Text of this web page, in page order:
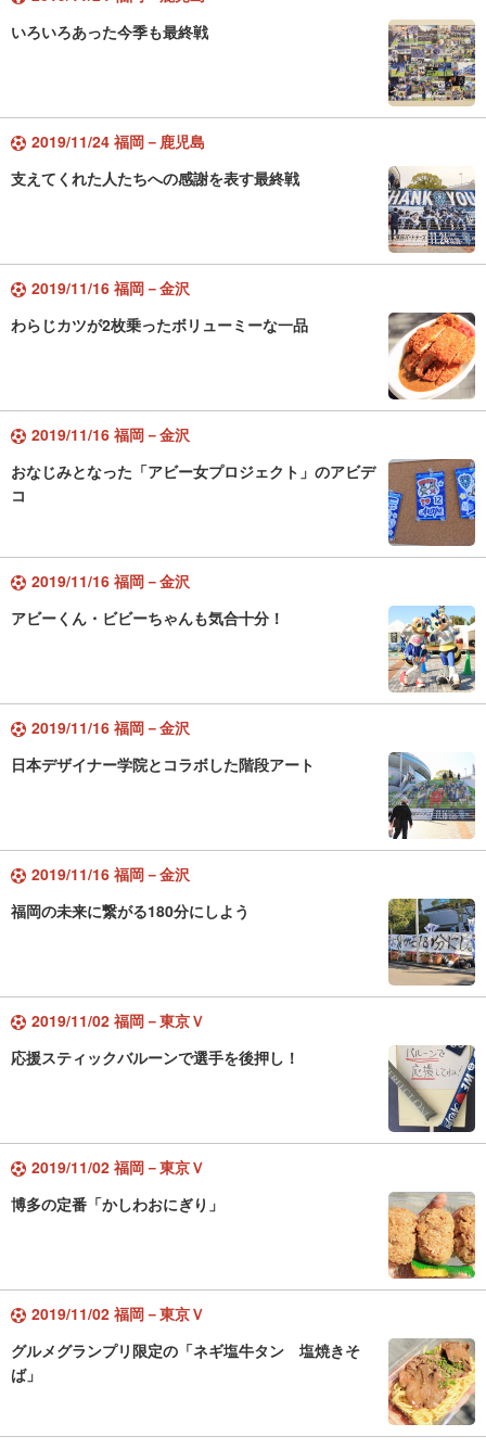
いろいろあった今季も最終戦
2019/11/24 福岡－鹿児島
支えてくれた人たちへの感謝を表す最終戦
2019/11/16 福岡－金沢
わらじカツが2枚乗ったボリューミーな一品
2019/11/16 福岡－金沢
おなじみとなった「アビー女プロジェクト」のアビデ
コ
2019/11/16 福岡－金沢
アビーくん・ビビーちゃんも気合十分！
2019/11/16 福岡－金沢
日本デザイナー学院とコラボした階段アート
2019/11/16 福岡－金沢
福岡の未来に繋がる180分にしよう
2019/11/02 福岡－東京Ｖ
応援スティックバルーンで選手を後押し！
2019/11/02 福岡－東京Ｖ
博多の定番「かしわおにぎり」
2019/11/02 福岡－東京Ｖ
グルメグランプリ限定の「ネギ塩牛タン 塩焼きそ
ば」